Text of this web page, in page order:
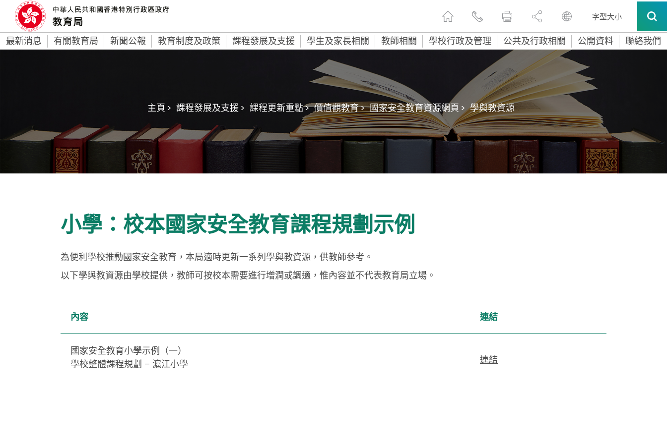
字型大小
最新消息 有關教育局 新聞公報 教育制度及政策 課程發展及支援 學生及家長相關 教師相關 學校行政及管理 公共及行政相關 公開資料 聯絡我們
主頁 > 課程發展及支援 > 課程更新重點 > 價值觀教育 > 國家安全教育資源網頁 > 學與教資源
小學：校本國家安全教育課程規劃示例
為便利學校推動國家安全教育，本局適時更新一系列學與教資源，供教師參考。
以下學與教資源由學校提供，教師可按校本需要進行增潤或調適，惟內容並不代表教育局立場。
內容 連結
國家安全教育小學示例（一）
學校整體課程規劃 – 滬江小學
連結